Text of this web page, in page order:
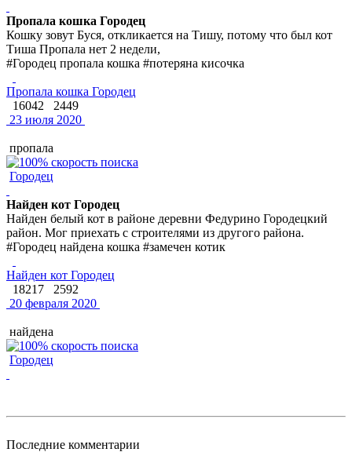
Пропала кошка Городец
Кошку зовут Буся, откликается на Тишу, потому что был кот
Тиша Пропала нет 2 недели,
#Городец пропала кошка #потеряна кисочка
Пропала кошка Городец
16042
2449
23 июля 2020
пропала
Городец
Найден кот Городец
Найден белый кот в районе деревни Федурино Городецкий
район. Мог приехать с строителями из другого района.
#Городец найдена кошка #замечен котик
Найден кот Городец
18217
2592
20 февраля 2020
найдена
Городец
Последние комментарии